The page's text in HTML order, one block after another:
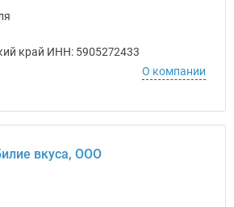
край ИНН: 5905272433
О компании
вкуса, ООО